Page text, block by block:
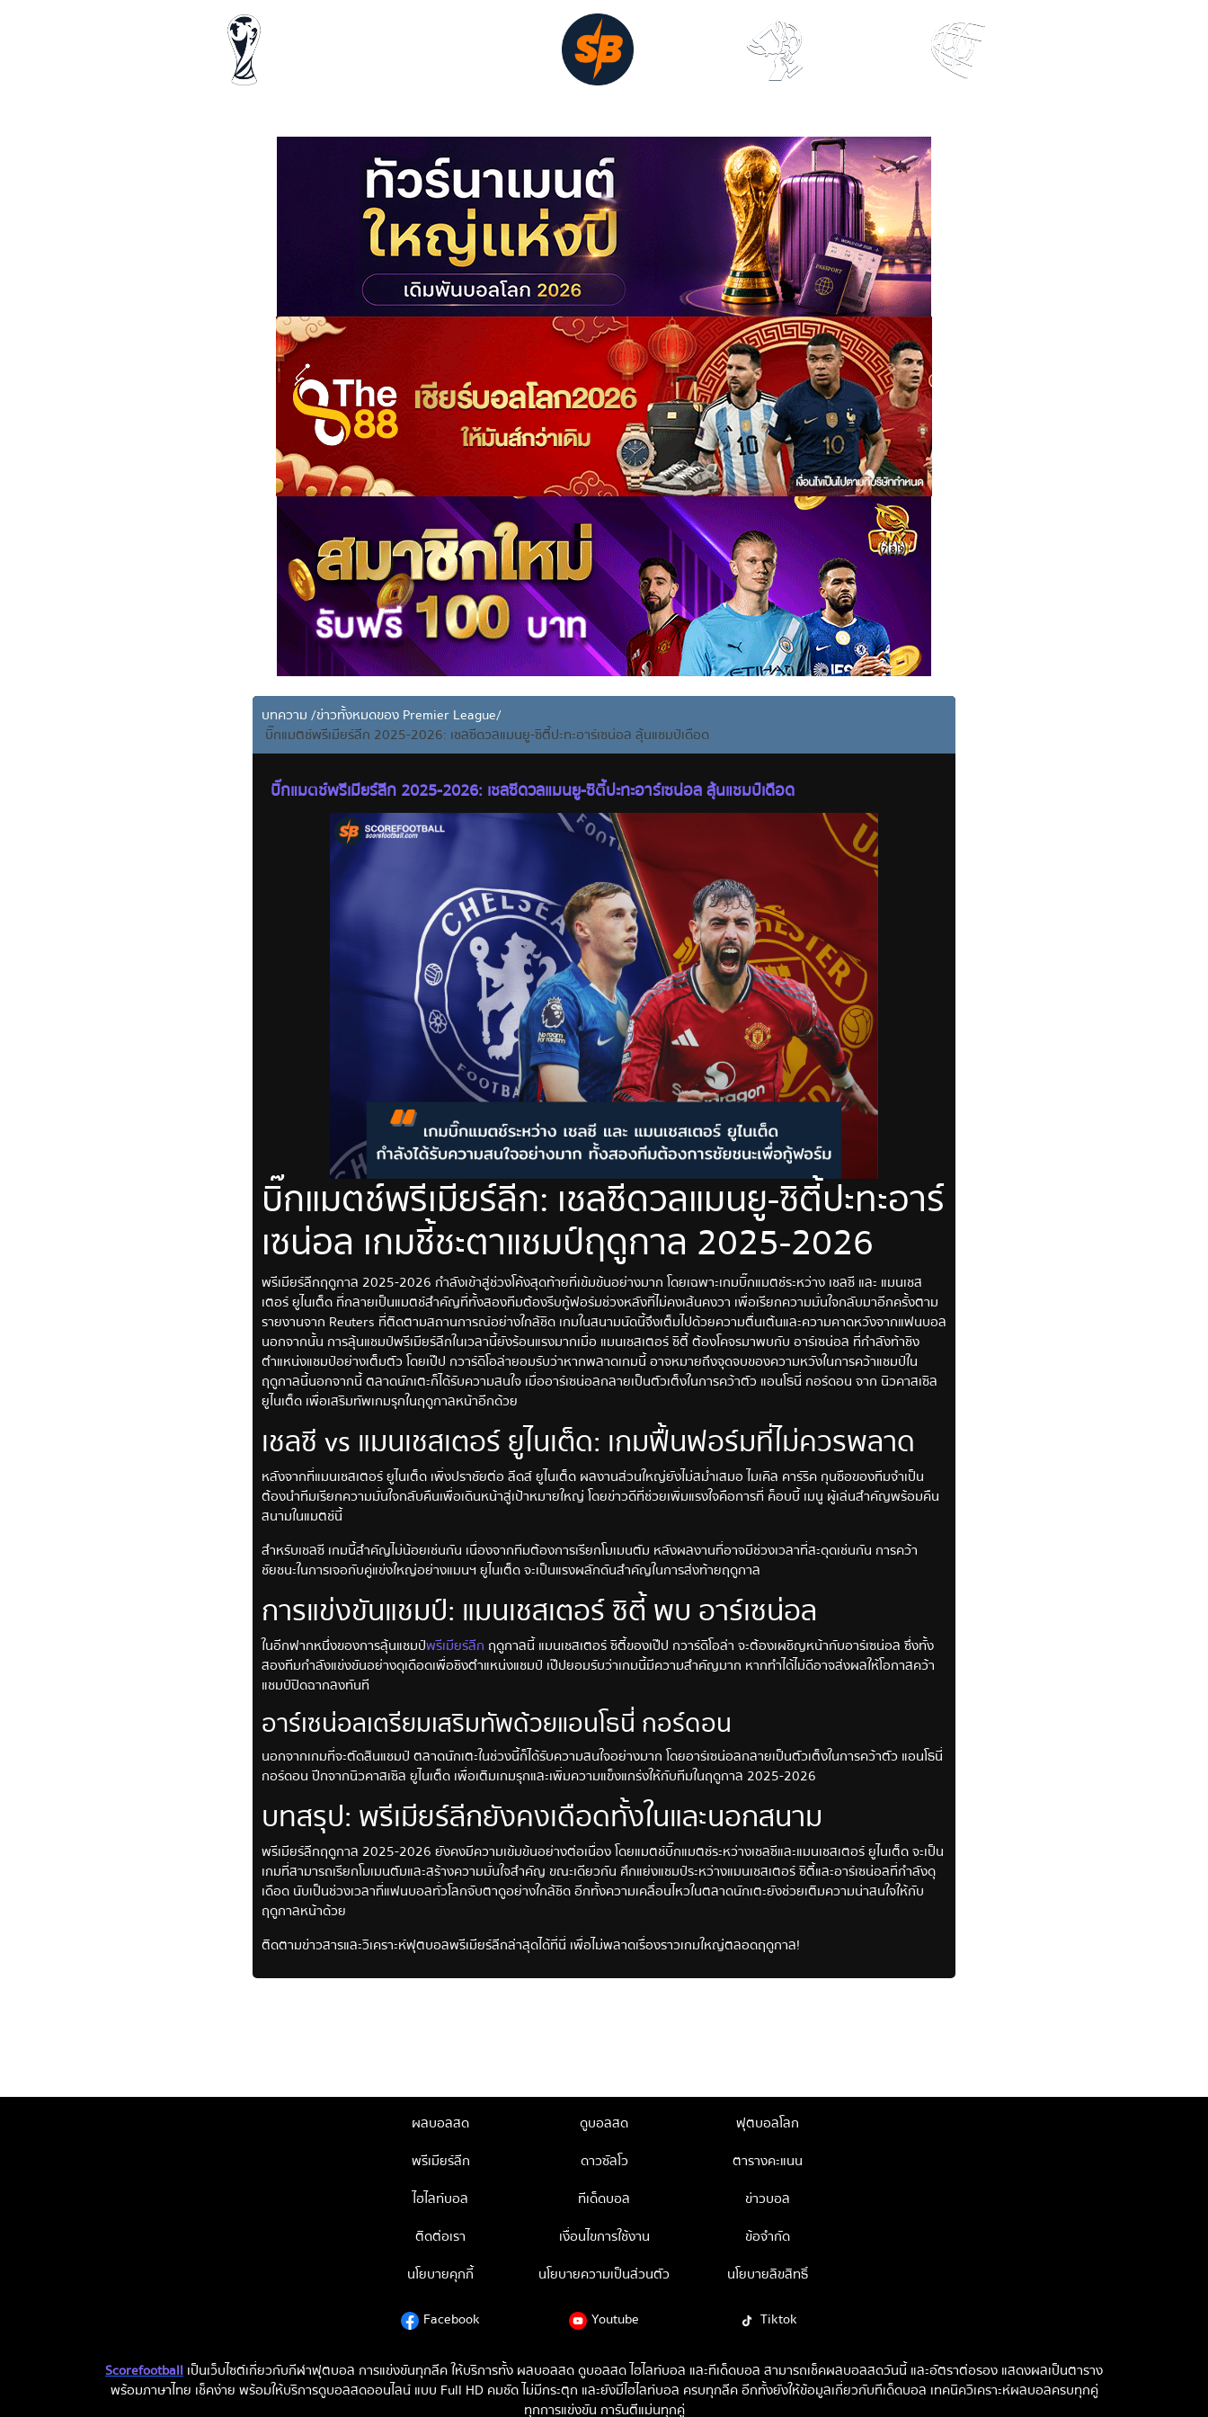
บทความ /ข่าวทั้งหมดของ Premier League/
บิ๊กแมตช์พรีเมียร์ลีก 2025-2026: เชลซีดวลแมนยู-ซิตี้ปะทะอาร์เซน่อล ลุ้นแชมป์เดือด
บิ๊กแมตช์พรีเมียร์ลีก 2025-2026: เชลซีดวลแมนยู-ซิตี้ปะทะอาร์เซน่อล ลุ้นแชมป์เดือด
บิ๊กแมตช์พรีเมียร์ลีก: เชลซีดวลแมนยู-ซิตี้ปะทะอาร์
เซน่อล เกมชี้ชะตาแชมป์ฤดูกาล 2025-2026
พรีเมียร์ลีกฤดูกาล 2025-2026 กำลังเข้าสู่ช่วงโค้งสุดท้ายที่เข้มข้นอย่างมาก โดยเฉพาะเกมบิ๊กแมตช์ระหว่าง เชลซี และ แมนเชส
เตอร์ ยูไนเต็ด ที่กลายเป็นแมตช์สำคัญที่ทั้งสองทีมต้องรีบกู้ฟอร์มช่วงหลังที่ไม่คงเส้นคงวา เพื่อเรียกความมั่นใจกลับมาอีกครั้งตาม
รายงานจาก Reuters ที่ติดตามสถานการณ์อย่างใกล้ชิด เกมในสนามนัดนี้จึงเต็มไปด้วยความตื่นเต้นและความคาดหวังจากแฟนบอล
นอกจากนั้น การลุ้นแชมป์พรีเมียร์ลีกในเวลานี้ยังร้อนแรงมากเมื่อ แมนเชสเตอร์ ซิตี้ ต้องโคจรมาพบกับ อาร์เซน่อล ที่กำลังท้าชิง
ตำแหน่งแชมป์อย่างเต็มตัว โดยเป๊ป กวาร์ดิโอล่ายอมรับว่าหากพลาดเกมนี้ อาจหมายถึงจุดจบของความหวังในการคว้าแชมป์ใน
ฤดูกาลนี้นอกจากนี้ ตลาดนักเตะก็ได้รับความสนใจ เมื่ออาร์เซน่อลกลายเป็นตัวเต็งในการคว้าตัว แอนโธนี่ กอร์ดอน จาก นิวคาสเซิล
ยูไนเต็ด เพื่อเสริมทัพเกมรุกในฤดูกาลหน้าอีกด้วย
เชลซี vs แมนเชสเตอร์ ยูไนเต็ด: เกมฟื้นฟอร์มที่ไม่ควรพลาด
หลังจากที่แมนเชสเตอร์ ยูไนเต็ด เพิ่งปราชัยต่อ ลีดส์ ยูไนเต็ด ผลงานส่วนใหญ่ยังไม่สม่ำเสมอ ไมเคิล คาร์ริค กุนซือของทีมจำเป็น
ต้องนำทีมเรียกความมั่นใจกลับคืนเพื่อเดินหน้าสู่เป้าหมายใหญ่ โดยข่าวดีที่ช่วยเพิ่มแรงใจคือการที่ ค็อบบี้ เมนู ผู้เล่นสำคัญพร้อมคืน
สนามในแมตช์นี้
สำหรับเชลซี เกมนี้สำคัญไม่น้อยเช่นกัน เนื่องจากทีมต้องการเรียกโมเมนตัม หลังผลงานที่อาจมีช่วงเวลาที่สะดุดเช่นกัน การคว้า
ชัยชนะในการเจอกับคู่แข่งใหญ่อย่างแมนฯ ยูไนเต็ด จะเป็นแรงผลักดันสำคัญในการส่งท้ายฤดูกาล
การแข่งขันแชมป์: แมนเชสเตอร์ ซิตี้ พบ อาร์เซน่อล
ในอีกฟากหนึ่งของการลุ้นแชมป์พรีเมียร์ลีก ฤดูกาลนี้ แมนเชสเตอร์ ซิตี้ของเป๊ป กวาร์ดิโอล่า จะต้องเผชิญหน้ากับอาร์เซน่อล ซึ่งทั้ง
สองทีมกำลังแข่งขันอย่างดุเดือดเพื่อชิงตำแหน่งแชมป์ เป๊ปยอมรับว่าเกมนี้มีความสำคัญมาก หากทำได้ไม่ดีอาจส่งผลให้โอกาสคว้า
แชมป์ปิดฉากลงทันที
อาร์เซน่อลเตรียมเสริมทัพด้วยแอนโธนี่ กอร์ดอน
นอกจากเกมที่จะตัดสินแชมป์ ตลาดนักเตะในช่วงนี้ก็ได้รับความสนใจอย่างมาก โดยอาร์เซน่อลกลายเป็นตัวเต็งในการคว้าตัว แอนโธนี่
กอร์ดอน ปีกจากนิวคาสเซิล ยูไนเต็ด เพื่อเติมเกมรุกและเพิ่มความแข็งแกร่งให้กับทีมในฤดูกาล 2025-2026
บทสรุป: พรีเมียร์ลีกยังคงเดือดทั้งในและนอกสนาม
พรีเมียร์ลีกฤดูกาล 2025-2026 ยังคงมีความเข้มข้นอย่างต่อเนื่อง โดยแมตช์บิ๊กแมตช์ระหว่างเชลซีและแมนเชสเตอร์ ยูไนเต็ด จะเป็น
เกมที่สามารถเรียกโมเมนตัมและสร้างความมั่นใจสำคัญ ขณะเดียวกัน ศึกแย่งแชมป์ระหว่างแมนเชสเตอร์ ซิตี้และอาร์เซน่อลที่กำลังดุ
เดือด นับเป็นช่วงเวลาที่แฟนบอลทั่วโลกจับตาดูอย่างใกล้ชิด อีกทั้งความเคลื่อนไหวในตลาดนักเตะยังช่วยเติมความน่าสนใจให้กับ
ฤดูกาลหน้าด้วย
ติดตามข่าวสารและวิเคราะห์ฟุตบอลพรีเมียร์ลีกล่าสุดได้ที่นี่ เพื่อไม่พลาดเรื่องราวเกมใหญ่ตลอดฤดูกาล!
ผลบอลสด ดูบอลสด
ฟุตบอลโลก
พรีเมียร์ลีก
ดาวซัลโว
ตารางคะแนน
ไฮไลท์บอล
ทีเด็ดบอล
ข่าวบอล
ติดต่อเรา
เงื่อนไขการใช้งาน
ข้อจำกัด
นโยบายคุกกี้
นโยบายความเป็นส่วนตัว นโยบายลิขสิทธิ์
Facebook Youtube Tiktok
Scorefootball เป็นเว็บไซต์เกี่ยวกับกีฬาฟุตบอล การแข่งขันทุกลีค ให้บริการทั้ง ผลบอลสด ดูบอลสด ไฮไลท์บอล และทีเด็ดบอล สามารถเช็คผลบอลสดวันนี้ และอัตราต่อรอง แสดงผลเป็นตาราง
พร้อมภาษาไทย เช็คง่าย พร้อมให้บริการดูบอลสดออนไลน์ แบบ Full HD คมชัด ไม่มีกระตุก และยังมีไฮไลท์บอล ครบทุกลีค อีกทั้งยังให้ข้อมูลเกี่ยวกับทีเด็ดบอล เทคนิควิเคราะห์ผลบอลครบทุกคู่
ทุกการแข่งขัน การันตีแม่นทุกคู่